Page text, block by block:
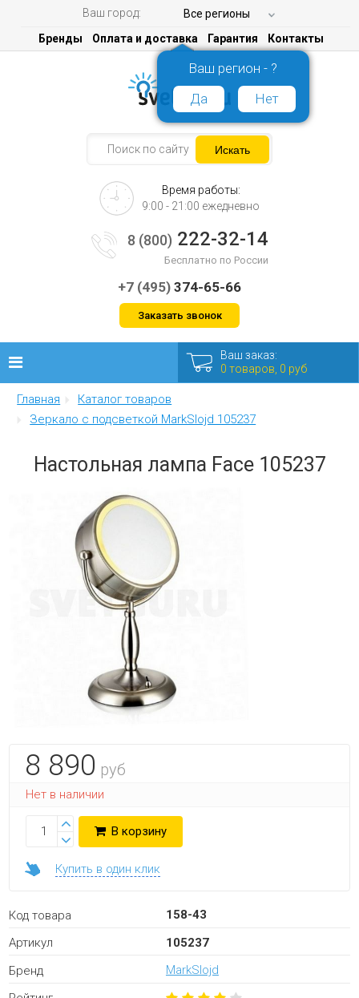
Ваш город: Все регионы
Ваш регион - ?
Да
Нет
Бренды Оплата и доставка Гарантия Контакты
Время работы:
9:00 - 21:00 ежедневно
8 (800) 222-32-14
Бесплатно по России
+7 (495) 374-65-66
Заказать звонок
Люстры
Уличные
Распродажа
Ваш заказ:
0 товаров, 0 руб
Главная
Каталог товаров
Зеркало с подсветкой MarkSlojd 105237
Настольная лампа Face 105237
8 890 руб
Нет в наличии
В корзину
Купить в один клик
Код товара
158-43
Артикул
105237
Бренд
MarkSlojd